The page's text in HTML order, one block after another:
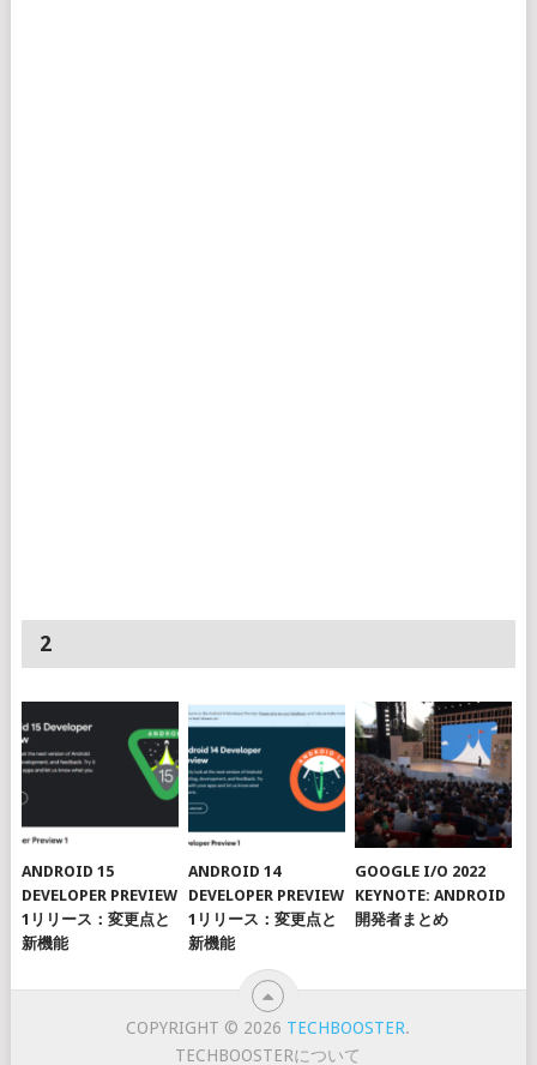
2
ANDROID 15
DEVELOPER PREVIEW
1リリース：変更点と
新機能
ANDROID 14
DEVELOPER PREVIEW
1リリース：変更点と
新機能
GOOGLE I/O 2022
KEYNOTE: ANDROID
開発者まとめ
COPYRIGHT © 2026 TECHBOOSTER.
TECHBOOSTERについて